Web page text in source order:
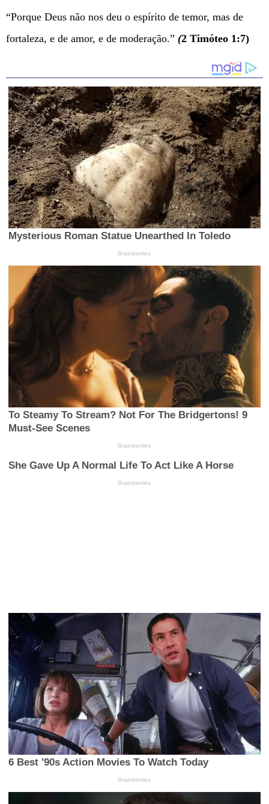
“Porque Deus não nos deu o espírito de temor, mas de
fortaleza, e de amor, e de moderação.” (2 Timóteo 1:7)